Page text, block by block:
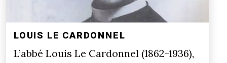
LOUIS LE CARDONNEL
L’abbé Louis Le Cardonnel (1862-1936),